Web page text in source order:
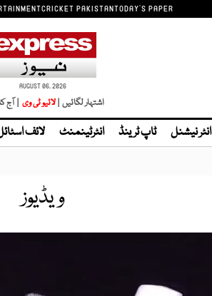
CRICKET PAKISTANTODAY'S PAPER
AUGUST 06, 2026
اشتہار لگائیں |لائیو ٹی وی | آج
انٹر نیشنل ٹاپ ٹرینڈ انٹرٹینمنٹ لائف
ویڈیوز